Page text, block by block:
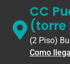
CC
(torre
(2 Piso)
Como